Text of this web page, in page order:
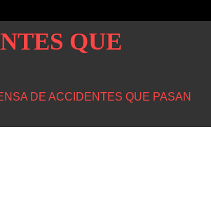
QUE
DE ACCIDENTES QUE PASAN